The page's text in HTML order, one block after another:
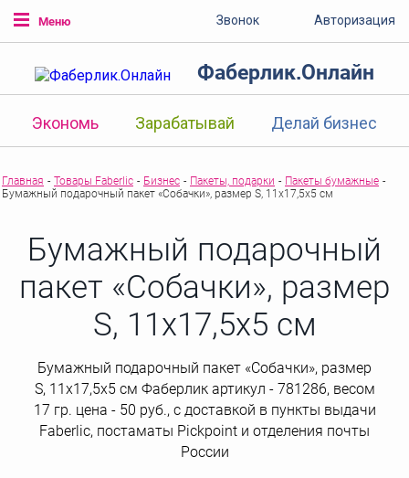
Меню Звонок Авторизация
Фаберлик.Онлайн
Экономь Зарабатывай Делай бизнес
Главная - Товары Faberlic - Бизнес - Пакеты, подарки - Пакеты бумажные -
Бумажный подарочный пакет «Собачки», размер S, 11x17,5x5 см
Бумажный подарочный
пакет «Собачки», размер
S, 11x17,5x5 см
Бумажный подарочный пакет «Собачки», размер
S, 11x17,5x5 см Фаберлик артикул - 781286, весом
17 гр. цена - 50 руб., с доставкой в пункты выдачи
Faberlic, постаматы Рickpoint и отделения почты
России